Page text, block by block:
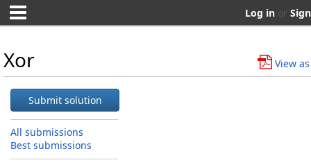
Log in or
Xor View as
Submit solution
All submissions
Best submissions